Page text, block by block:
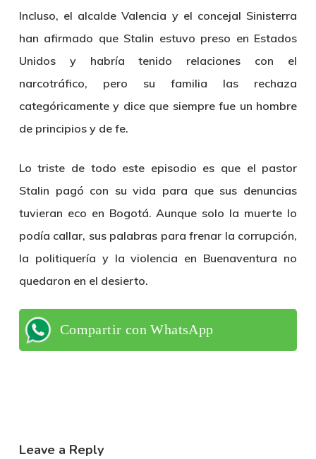
Incluso, el alcalde Valencia y el concejal Sinisterra
han afirmado que Stalin estuvo preso en Estados
Unidos y habría tenido relaciones con el
narcotráfico, pero su familia las rechaza
categóricamente y dice que siempre fue un hombre
de principios y de fe.
Lo triste de todo este episodio es que el pastor
Stalin pagó con su vida para que sus denuncias
tuvieran eco en Bogotá. Aunque solo la muerte lo
podía callar, sus palabras para frenar la corrupción,
la politiquería y la violencia en Buenaventura no
quedaron en el desierto.
Compartir con WhatsApp
Leave a Reply